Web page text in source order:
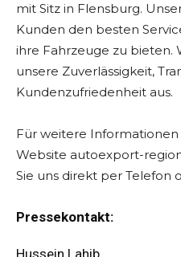
mit Sitz in Flensburg.
Kunden den besten
ihre Fahrzeuge zu bieten.
unsere Zuverlässigkeit,
Kundenzufriedenheit aus.
Für weitere
Website autoexport-
Sie uns direkt per Telefon
Pressekontakt:
Hussein Lahib